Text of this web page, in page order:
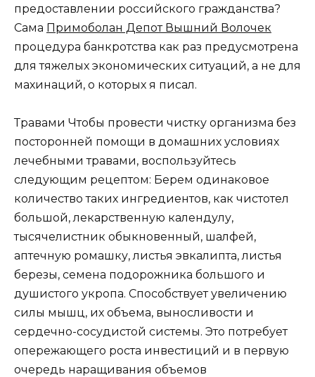
предоставлении российского гражданства?
Сама Примоболан Депот Вышний Волочек
процедура банкротства как раз предусмотрена
для тяжелых экономических ситуаций, а не для
махинаций, о которых я писал.
Травами Чтобы провести чистку организма без
посторонней помощи в домашних условиях
лечебными травами, воспользуйтесь
следующим рецептом: Берем одинаковое
количество таких ингредиентов, как чистотел
большой, лекарственную календулу,
тысячелистник обыкновенный, шалфей,
аптечную ромашку, листья эвкалипта, листья
березы, семена подорожника большого и
душистого укропа. Способствует увеличению
силы мышц, их объема, выносливости и
сердечно-сосудистой системы. Это потребует
опережающего роста инвестиций и в первую
очередь наращивания объемов